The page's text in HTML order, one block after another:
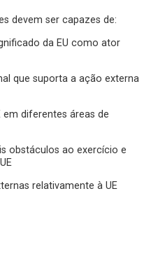
devem ser capazes de:
da EU como ator
que suporta a ação externa
em diferentes áreas de
obstáculos ao exercício e
relativamente à UE